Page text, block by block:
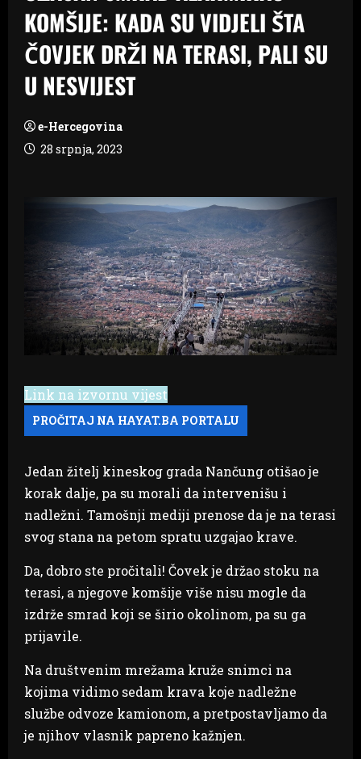
KOMŠIJE: KADA SU VIDJELI ŠTA
ČOVJEK DRŽI NA TERASI, PALI SU
U NESVIJEST
e-Hercegovina
28 srpnja, 2023
Link na izvornu vijest
Jedan žitelj kineskog grada Nančung otišao je
korak dalje, pa su morali da intervenišu i
nadležni. Tamošnji mediji prenose da je na terasi
svog stana na petom spratu uzgajao krave.
Da, dobro ste pročitali! Čovek je držao stoku na
terasi, a njegove komšije više nisu mogle da
izdrže smrad koji se širio okolinom, pa su ga
prijavile.
Na društvenim mrežama kruže snimci na
kojima vidimo sedam krava koje nadležne
službe odvoze kamionom, a pretpostavljamo da
je njihov vlasnik papreno kažnjen.